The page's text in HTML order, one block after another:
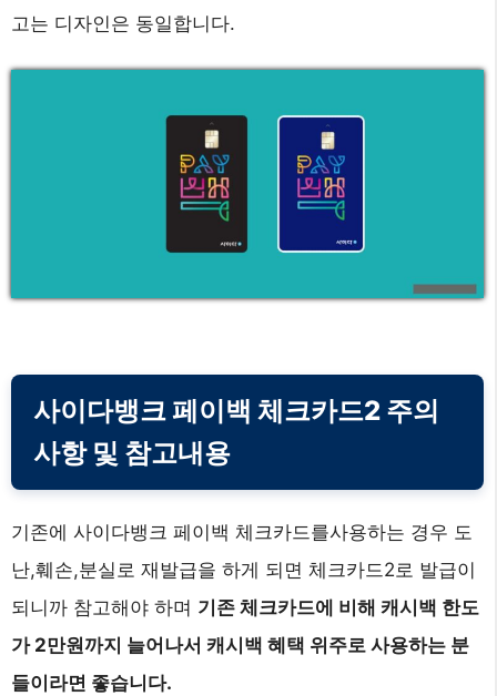
고는 디자인은 동일합니다.
사이다뱅크 페이백 체크카드2 주의
사항 및 참고내용
기존에 사이다뱅크 페이백 체크카드를사용하는 경우 도
난,훼손,분실로 재발급을 하게 되면 체크카드2로 발급이
되니까 참고해야 하며 기존 체크카드에 비해 캐시백 한도
가 2만원까지 늘어나서 캐시백 혜택 위주로 사용하는 분
들이라면 좋습니다.